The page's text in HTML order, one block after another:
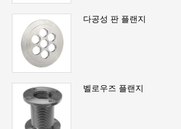
다공성 판 플랜지
벨로우즈 플랜지